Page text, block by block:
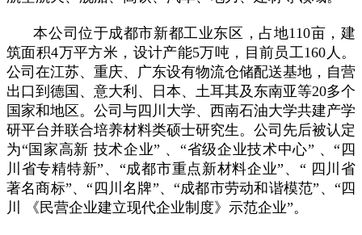
本公司位于成都市新都工业东区，占地110亩，建
筑面积4万平方米，设计产能5万吨，目前员工160人。
公司在江苏、重庆、广东设有物流仓储配送基地，自营
出口到德国、意大利、日本、土耳其及东南亚等20多个
国家和地区。公司与四川大学、西南石油大学共建产学
研平台并联合培养材料类硕士研究生。公司先后被认定
为“国家高新 技术企业” 、“省级企业技术中心” 、“四
川省专精特新”、“成都市重点新材料企业”、“ 四川省
著名商标”、“四川名牌”、“成都市劳动和谐模范”、“四
川 《民营企业建立现代企业制度》示范企业”。